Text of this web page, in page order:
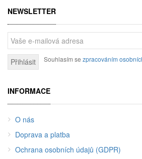
NEWSLETTER
Přihlásit Souhlasím se zpracováním
INFORMACE
O nás
Doprava a platba
Ochrana osobních údajů (GDPR)